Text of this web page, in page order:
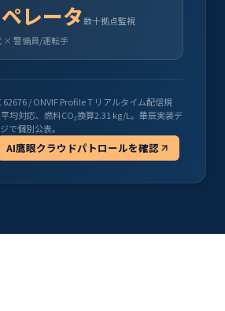
レータ数十拠点監視
× 警備員/運転手
62676 / ONVIF Profile T リアルタイム配信規
均対応、燃料CO₂換算2.31 kg/L。華辰実装デ
で個別公表。
AI鷹眼クラウドパトロールを確認